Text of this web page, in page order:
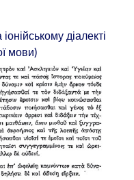
діалекті
мови)